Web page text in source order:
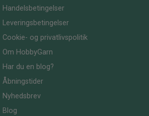
Handelsbetingelser
Leveringsbetingelser
Cookie- og privatlivspolitik
Om HobbyGarn
Har du en blog?
Åbningstider
Nyhedsbrev
Blog